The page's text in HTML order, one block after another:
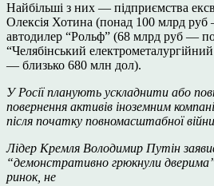
Найбільші з них — підприємства
Олексія Хотина (понад 100 млрд
автодилер “Рольф” (68 млрд руб —
“Челябінський
— близько 680 млн дол).
У Росії планують ускладнити або
повернення активів іноземним
після початку повномасштабної
Лідер Кремля Володимир Путін
“демонстративно грюкнули
ринок, не